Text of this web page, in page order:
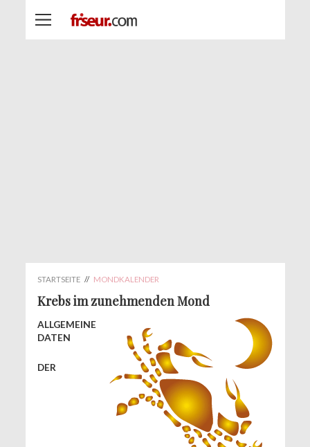
STARTSEITE // MONDKALENDER
Krebs im zunehmenden Mond
ALLGEMEINE
DATEN
DER